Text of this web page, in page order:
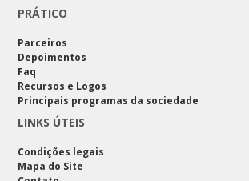
PRÁTICO
Parceiros
Depoimentos
Faq
Recursos e Logos
Principais programas da sociedade
LINKS ÚTEIS
Condições legais
Mapa do Site